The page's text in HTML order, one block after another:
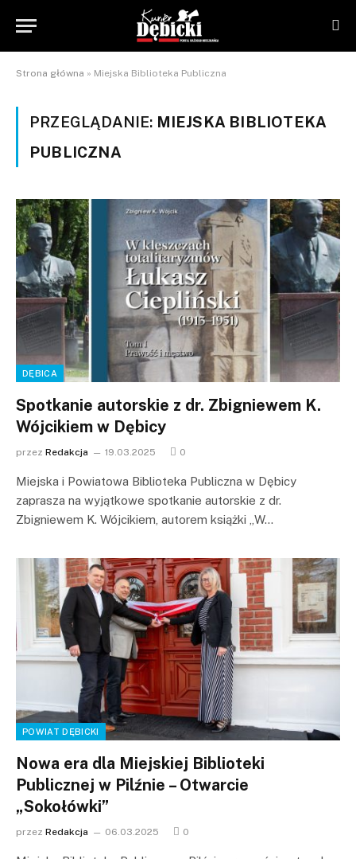
Strona główna » Miejska Biblioteka Publiczna
PRZEGLĄDANIE: MIEJSKA BIBLIOTEKA
PUBLICZNA
DĘBICA
Spotkanie autorskie z dr. Zbigniewem K.
Wójcikiem w Dębicy
przez Redakcja 19.03.2025 0
Miejska i Powiatowa Biblioteka Publiczna w Dębicy
zaprasza na wyjątkowe spotkanie autorskie z dr.
Zbigniewem K. Wójcikiem, autorem książki „W…
POWIAT DĘBICKI
Nowa era dla Miejskiej Biblioteki
Publicznej w Pilźnie – Otwarcie
„Sokołówki”
przez Redakcja 06.03.2025 0